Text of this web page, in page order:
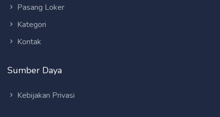
Pasang Loker
Kategori
Kontak
Sumber Daya
Kebijakan Privasi